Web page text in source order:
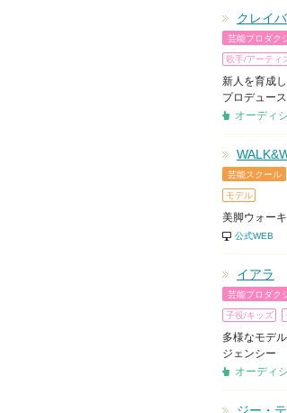
クレイ
芸能プロダク
歌手/アーティ
新人を育成
プロデュース
オーディ
芸能スクール
モデル
美脚ウォー
公式WEB
イアラ
芸能プロダク
子役/キッズ
多様なモデ
ジェンシー
オーディ